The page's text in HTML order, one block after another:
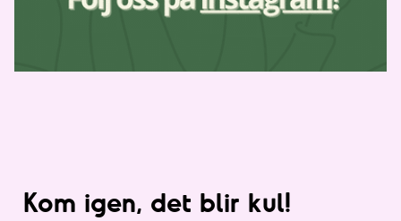
Kom igen, det blir kul!